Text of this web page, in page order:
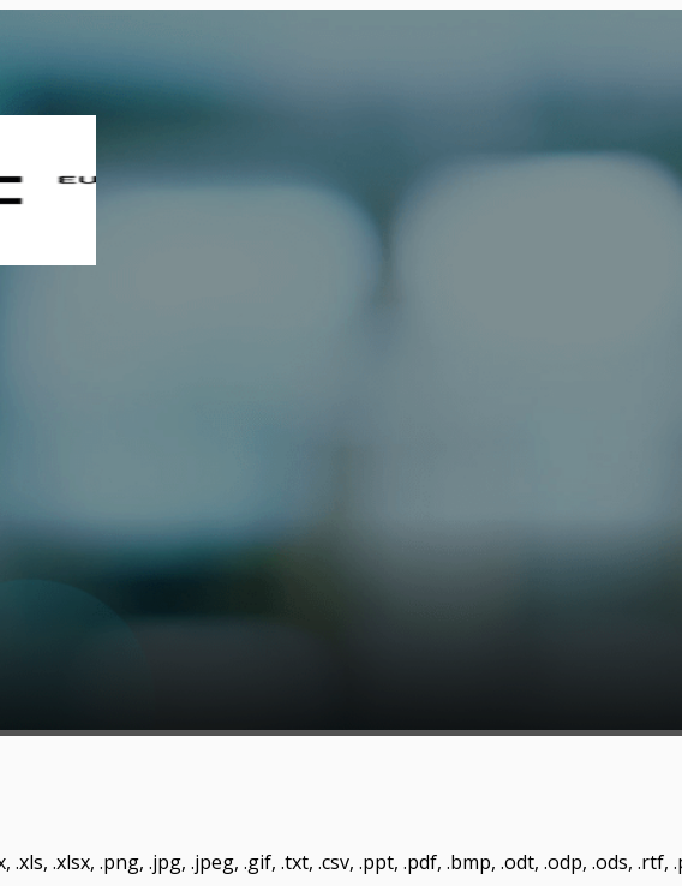
.xls, .xlsx, .png, .jpg, .jpeg, .gif, .txt, .csv, .ppt, .pdf, .bmp, .odt, .odp, .ods, .rtf,